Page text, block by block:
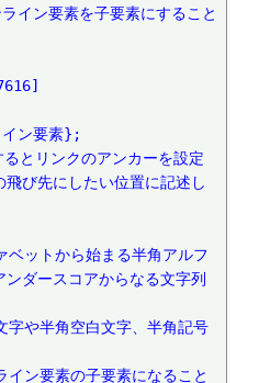
イン要素を子要素にすること
イン要素};
とリンクのアンカーを設定
び先にしたい位置に記述し
ットから始まる半角アルフ
ダースコアからなる文字列
や半角空白文字、半角記号
ン要素の子要素になること